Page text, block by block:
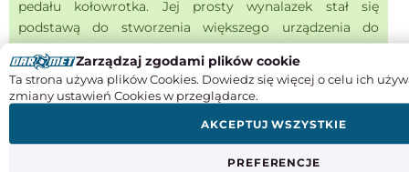
pedału kołowrotka. Jej prosty wynalazek stał się
podstawą do stworzenia większego urządzenia do
obróbki drewna. Piła tarczowa szybko stała się
preferowanym narzędziem w tartakach. Projekt Babbitt
był większy i bardziej użyteczny na większą skalę niż
Babbitt nie złożyła patentu na swój wynalazek. Chociaż
Zarządzaj zgodami plików cookie
Ta strona używa plików Cookies. Dowiedz się więcej o celu ich
zmiany ustawień Cookies w przeglądarce.
PREFERENCJE
AKCEPTUJ WSZYSTKIE